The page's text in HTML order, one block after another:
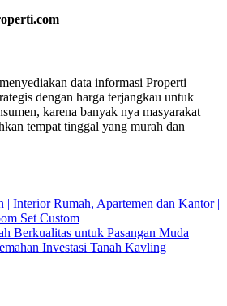
menyediakan data informasi Properti
dengan harga terjangkau untuk
karena banyak nya masyarakat
tempat tinggal yang murah dan
| Interior Rumah, Apartemen dan Kantor |
Set Custom
Berkualitas untuk Pasangan Muda
Investasi Tanah Kavling